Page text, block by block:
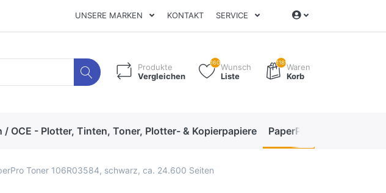
UNSERE MARKEN KONTAKT SERVICE
Produkte
Vergleichen
160Wunsch
Liste
1189Waren
Korb
/ OCE - Plotter, Tinten, Toner, Plotter- & Kopierpapiere PaperPro High-
Toner 106R03584, schwarz, ca. 24.600 Seiten